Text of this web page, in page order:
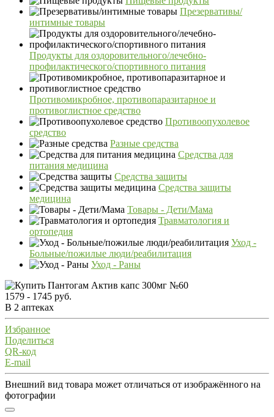
Презервативы/
интимные товары
Продукты для оздоровительного/лечебно-
профилактического/спортивного питания
Противомикробное, противопаразитарное и
противоглистное средство
Противоопухолевое
средство
Разные средства
Средства для
питания медицина
Средства защиты
Средства защиты
медицина
Товары - Дети/Мама
Травматология и
ортопедия
Уход -
Больные/пожилые люди/реабилитация
Уход - Раны
1579 - 1745 руб.
В 2 аптеках
Избранное
Поделиться
QR-код
E-mail
Внешний вид товара может отличаться от изображённого на
фотографии